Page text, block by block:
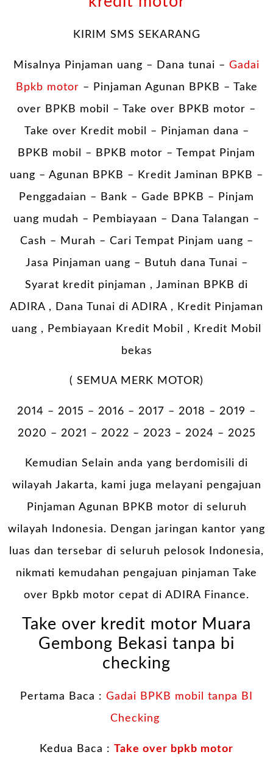
KIRIM SMS SEKARANG
Misalnya Pinjaman uang – Dana tunai – Gadai
Bpkb motor – Pinjaman Agunan BPKB – Take
over BPKB mobil – Take over BPKB motor –
Take over Kredit mobil – Pinjaman dana –
BPKB mobil – BPKB motor – Tempat Pinjam
uang – Agunan BPKB – Kredit Jaminan BPKB –
Penggadaian – Bank – Gade BPKB – Pinjam
uang mudah – Pembiayaan – Dana Talangan –
Cash – Murah – Cari Tempat Pinjam uang –
Jasa Pinjaman uang – Butuh dana Tunai –
Syarat kredit pinjaman , Jaminan BPKB di
ADIRA , Dana Tunai di ADIRA , Kredit Pinjaman
uang , Pembiayaan Kredit Mobil , Kredit Mobil
bekas
( SEMUA MERK MOTOR)
2014 – 2015 – 2016 – 2017 – 2018 – 2019 –
2020 – 2021 – 2022 – 2023 – 2024 – 2025
Kemudian Selain anda yang berdomisili di
wilayah Jakarta, kami juga melayani pengajuan
Pinjaman Agunan BPKB motor di seluruh
wilayah Indonesia. Dengan jaringan kantor yang
luas dan tersebar di seluruh pelosok Indonesia,
nikmati kemudahan pengajuan pinjaman Take
over Bpkb motor cepat di ADIRA Finance.
Take over kredit motor Muara
Gembong Bekasi tanpa bi
checking
Pertama Baca : Gadai BPKB mobil tanpa BI
Checking
Kedua Baca : Take over bpkb motor